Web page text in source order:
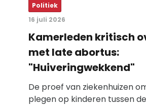
Politiek
16 juli 2026
Kamerleden kritisch
met late abortus:
"Huiveringwekkend"
De proef van ziekenhuizen
plegen op kinderen tussen